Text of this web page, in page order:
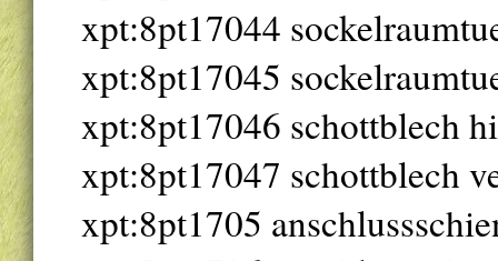
xpt:8pt17044
xpt:8pt17045
xpt:8pt17046 schottblech
xpt:8pt17047 schottblech
xpt:8pt1705